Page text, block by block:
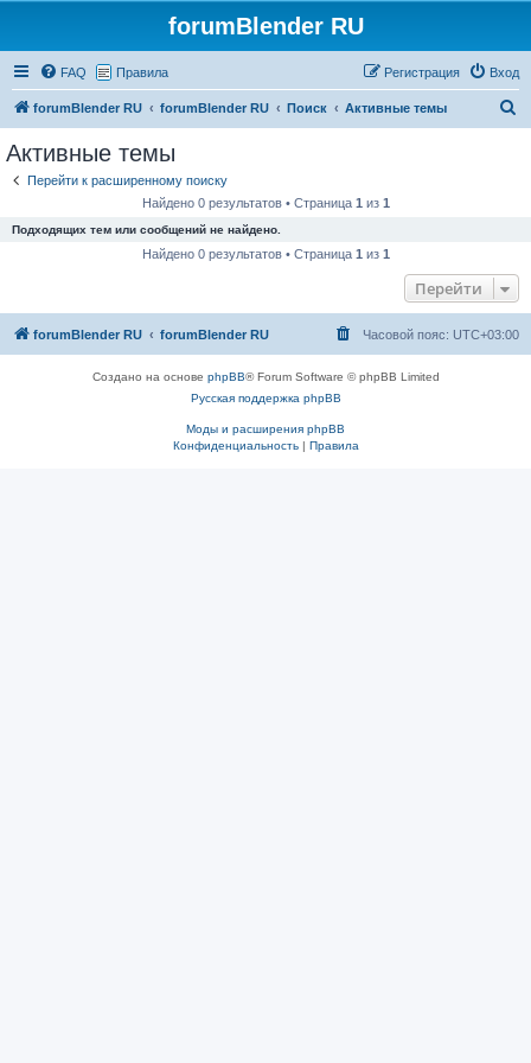
forumBlender RU
FAQ Правила Вход
Регистрация
forumBlender RU forumBlender RU Поиск Активные темы
Активные темы
Перейти к расширенному поиску
Найдено 0 результатов • Страница 1 из 1
Подходящих тем или сообщений не найдено.
Найдено 0 результатов • Страница 1 из 1
Перейти
forumBlender RU forumBlender RU Часовой пояс: UTC+03:00
Создано на основе phpBB® Forum Software © phpBB Limited
Русская поддержка phpBB
Моды и расширения phpBB
Конфиденциальность| Правила